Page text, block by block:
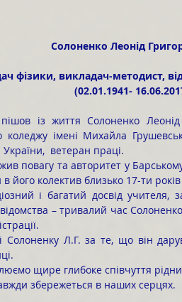
Солоненко Леонід
фізики, викладач-методист,
(02.01.1941-
коледжу імені Михайла
України,  ветеран праці.
його колектив близько 17-ти років
– тривалий час
збережеться в наших серцях.